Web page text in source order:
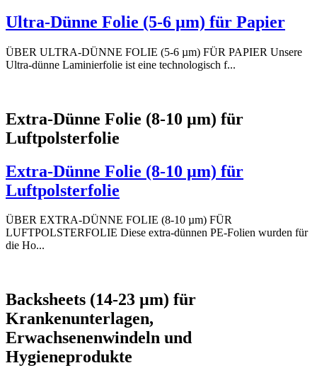
Ultra-Dünne Folie (5-6 µm) für Papier
ÜBER ULTRA-DÜNNE FOLIE (5-6 µm) FÜR PAPIER Unsere
Ultra-dünne Laminierfolie ist eine technologisch f...
Extra-Dünne Folie (8-10 µm) für
Luftpolsterfolie
Extra-Dünne Folie (8-10 µm) für
Luftpolsterfolie
ÜBER EXTRA-DÜNNE FOLIE (8-10 µm) FÜR
LUFTPOLSTERFOLIE Diese extra-dünnen PE-Folien wurden für
die Ho...
Backsheets (14-23 µm) für
Krankenunterlagen,
Erwachsenenwindeln und
Hygieneprodukte